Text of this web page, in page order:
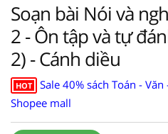
Soạn bài Nói và
2 - Ôn tập và tự
2) - Cánh diều
HOT
Sale 40% sách Toán -
Shopee mall